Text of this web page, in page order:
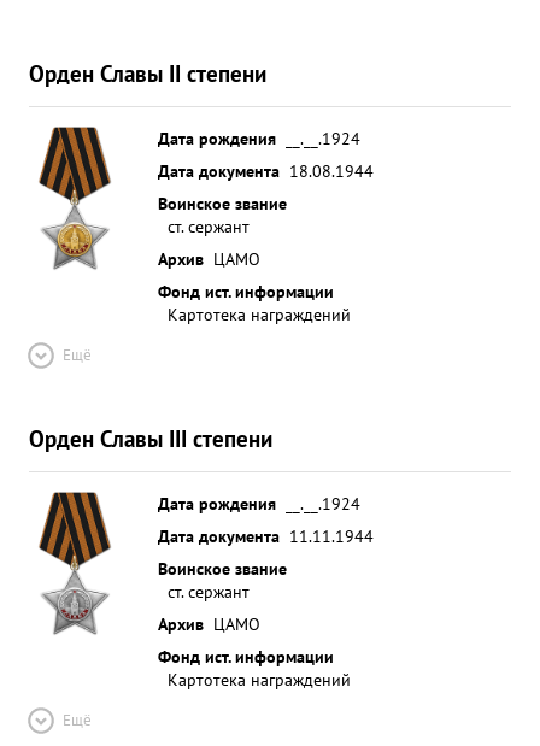
Орден Славы II степени
Дата рождения
__.__.1924
Дата документа 18.08.1944
Воинское звание
ст. сержант
Архив ЦАМО
Фонд ист. информации
Картотека награждений
Ещё
Орден Славы III степени
Дата рождения
__.__.1924
Дата документа 11.11.1944
Воинское звание
ст. сержант
Архив ЦАМО
Фонд ист. информации
Картотека награждений
Ещё